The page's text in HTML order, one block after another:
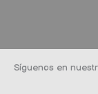
Síguenos en